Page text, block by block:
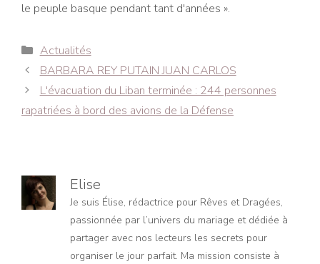
le peuple basque pendant tant d'années ».
Catégories
Actualités
Navigation
des
articles
BARBARA REY PUTAIN JUAN CARLOS
L'évacuation du Liban terminée : 244 personnes
rapatriées à bord des avions de la Défense
Elise
Je suis Élise, rédactrice pour Rêves et Dragées,
passionnée par l’univers du mariage et dédiée à
partager avec nos lecteurs les secrets pour
organiser le jour parfait. Ma mission consiste à